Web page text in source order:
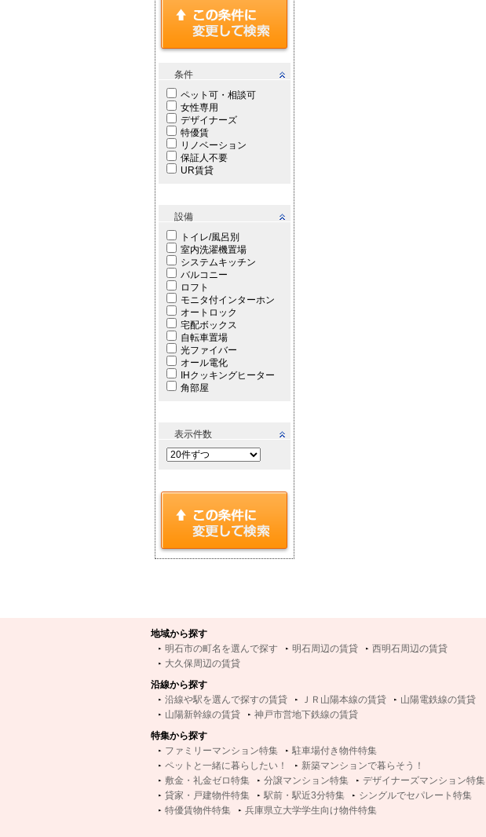
条件
ペット可・相談可
女性専用
デザイナーズ
特優賃
リノベーション
保証人不要
UR賃貸
設備
トイレ/風呂別
室内洗濯機置場
システムキッチン
バルコニー
ロフト
モニタ付インターホン
オートロック
宅配ボックス
自転車置場
光ファイバー
オール電化
IHクッキングヒーター
角部屋
表示件数
地域から探す
明石市の町名を選んで探す
明石周辺の賃貸
西明石周辺の賃貸
大久保周辺の賃貸
沿線から探す
沿線や駅を選んで探すの賃貸
ＪＲ山陽本線の賃貸
山陽電鉄線の賃貸
山陽新幹線の賃貸
神戸市営地下鉄線の賃貸
特集から探す
ファミリーマンション特集
駐車場付き物件特集
ペットと一緒に暮らしたい！
新築マンションで暮らそう！
敷金・礼金ゼロ特集
分譲マンション特集
デザイナーズマンション特集
貸家・戸建物件特集
駅前・駅近3分特集
シングルでセパレート特集
特優賃物件特集
兵庫県立大学学生向け物件特集